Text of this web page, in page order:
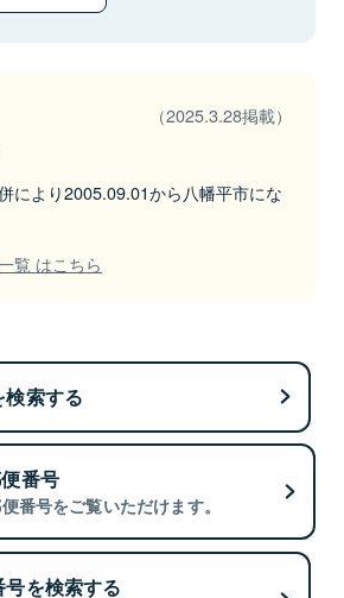
（2025.3.28掲載）
により2005.09.01から八幡平市にな
覧 はこちら
索する
番号
番号をご覧いただけます。
を検索する